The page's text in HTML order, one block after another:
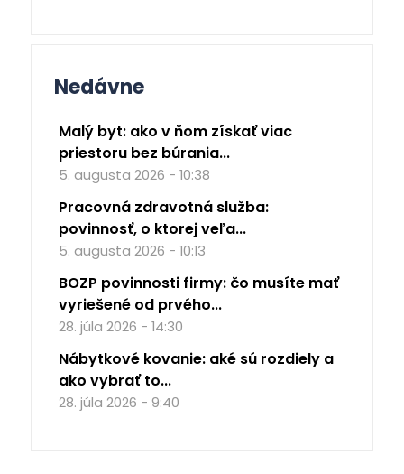
Nedávne
Malý byt: ako v ňom získať viac
priestoru bez búrania...
5. augusta 2026 - 10:38
Pracovná zdravotná služba:
povinnosť, o ktorej veľa...
5. augusta 2026 - 10:13
BOZP povinnosti firmy: čo musíte mať
vyriešené od prvého...
28. júla 2026 - 14:30
Nábytkové kovanie: aké sú rozdiely a
ako vybrať to...
28. júla 2026 - 9:40